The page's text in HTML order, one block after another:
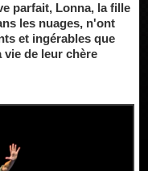
parfait, Lonna, la fille
les nuages, n'ont
et ingérables que
de leur chère